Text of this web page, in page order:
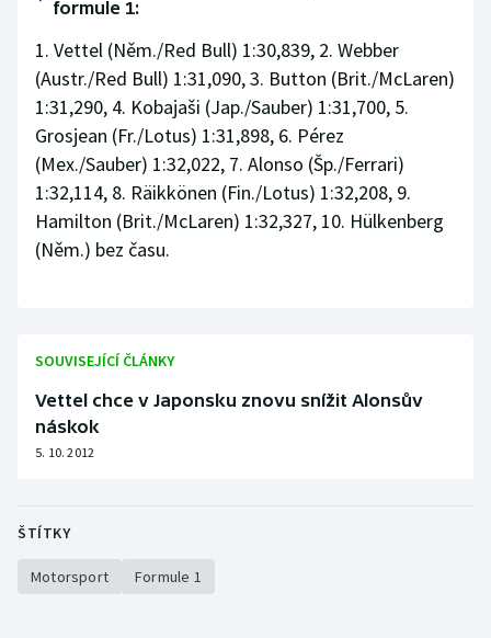
formule 1:
1. Vettel (Něm./Red Bull) 1:30,839, 2. Webber
(Austr./Red Bull) 1:31,090, 3. Button (Brit./McLaren)
1:31,290, 4. Kobajaši (Jap./Sauber) 1:31,700, 5.
Grosjean (Fr./Lotus) 1:31,898, 6. Pérez
(Mex./Sauber) 1:32,022, 7. Alonso (Šp./Ferrari)
1:32,114, 8. Räikkönen (Fin./Lotus) 1:32,208, 9.
Hamilton (Brit./McLaren) 1:32,327, 10. Hülkenberg
(Něm.) bez času.
SOUVISEJÍCÍ ČLÁNKY
Vettel chce v Japonsku znovu snížit Alonsův
náskok
5. 10. 2012
ŠTÍTKY
Motorsport Formule 1